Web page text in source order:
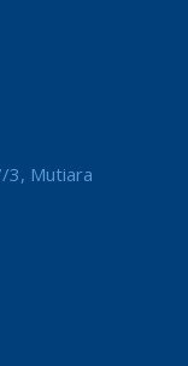
3, Mutiara